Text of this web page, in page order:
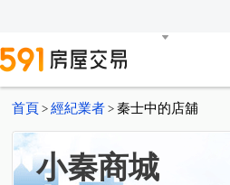
首頁 > 經紀業者 > 秦士中的店舖
小秦商城